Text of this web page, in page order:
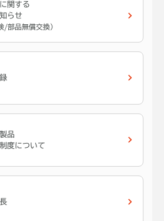
関する
らせ
/部品無償交換）
品
度について